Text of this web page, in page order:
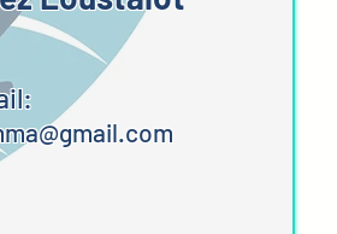
@gmail.com